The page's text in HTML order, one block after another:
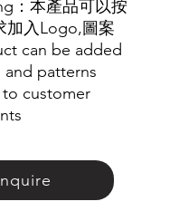
：本產品可以按
加入Logo,圖案
can be added
patterns
customer